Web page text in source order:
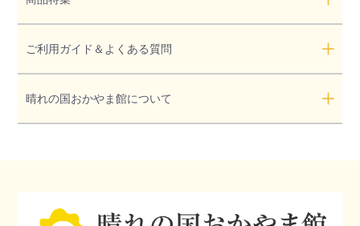
ご利用ガイド＆よくある質問
晴れの国おかやま館について